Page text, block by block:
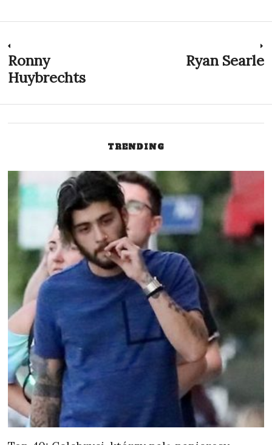
Nawigacja
wpisu
Previous
post:
Ronny
Huybrechts
Ryan Searle
TRENDING